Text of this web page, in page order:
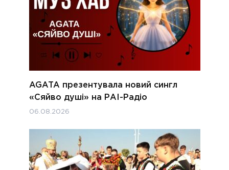
AGATA презентувала новий сингл
«Сяйво душі» на РАІ-Радіо
06.08.2026